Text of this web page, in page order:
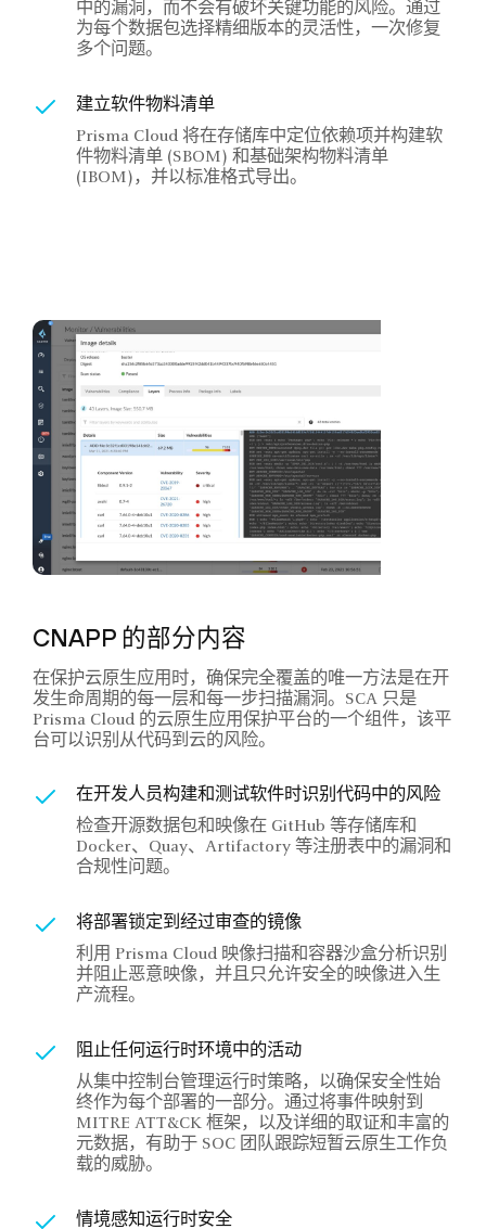
中的漏洞，而不会有破坏关键功能的风险。通过
为每个数据包选择精细版本的灵活性，一次修复
多个问题。
建立软件物料清单
Prisma Cloud 将在存储库中定位依赖项并构建软
件物料清单 (SBOM) 和基础架构物料清单
(IBOM)，并以标准格式导出。
CNAPP 的部分内容
在保护云原生应用时，确保完全覆盖的唯一方法是在开
发生命周期的每一层和每一步扫描漏洞。SCA 只是
Prisma Cloud 的云原生应用保护平台的一个组件，该平
台可以识别从代码到云的风险。
在开发人员构建和测试软件时识别代码中的风险
检查开源数据包和映像在 GitHub 等存储库和
Docker、Quay、Artifactory 等注册表中的漏洞和
合规性问题。
将部署锁定到经过审查的镜像
利用 Prisma Cloud 映像扫描和容器沙盒分析识别
并阻止恶意映像，并且只允许安全的映像进入生
产流程。
阻止任何运行时环境中的活动
从集中控制台管理运行时策略，以确保安全性始
终作为每个部署的一部分。通过将事件映射到
MITRE ATT&CK 框架，以及详细的取证和丰富的
元数据，有助于 SOC 团队跟踪短暂云原生工作负
载的威胁。
情境感知运行时安全